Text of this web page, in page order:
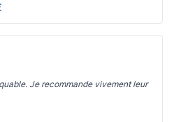
Je recommande vivement leur